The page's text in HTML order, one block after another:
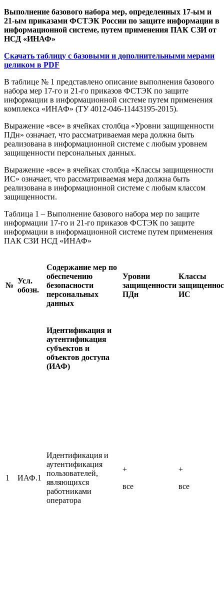
Выполнение базового набора мер, определенных 17-ым и
21-ым приказами ФСТЭК России по защите информации в
информационной системе, путем применения ПАК СЗИ от
НСД «ИНАФ»
Скачать таблицу с базовыми и дополнительными мерами
целиком в PDF
В таблице № 1 представлено описание выполнения базового
набора мер 17-го и 21-го приказов ФСТЭК по защите
информации в информационной системе путем применения
комплекса «ИНАФ» (ТУ 4012-046-11443195-2015).
Выражение «все» в ячейках столбца «Уровни защищенности
ПДн» означает, что рассматриваемая мера должна быть
реализована в информационной системе с любым уровнем
защищенности персональных данных.
Выражение «все» в ячейках столбца «Классы защищенности
ИС» означает, что рассматриваемая мера должна быть
реализована в информационной системе с любым классом
защищенности.
Таблица 1 – Выполнение базового набора мер по защите
информации 17-го и 21-го приказов ФСТЭК по защите
информации в информационной системе путем применения
ПАК СЗИ НСД «ИНАФ»
№
Усл.
обозн.
Содержание мер по
обеспечению
безопасности
персональных
данных
Уровни
защищенности
ПДн
Классы
ИС
Идентификация и
аутентификация
субъектов и
объектов доступа
(ИАФ)
1 ИАФ.1
Идентификация и
аутентификация
пользователей,
являющихся
работниками
оператора
+
все
+
все